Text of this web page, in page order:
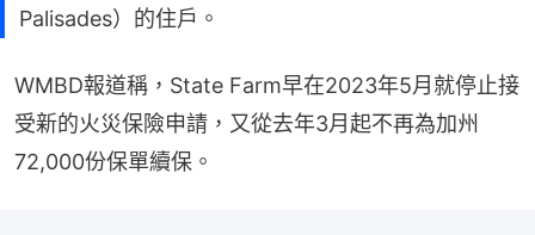
Palisades）的住戶。
WMBD報道稱，State Farm早在2023年5月就停止接
受新的火災保險申請，又從去年3月起不再為加州
72,000份保單續保。